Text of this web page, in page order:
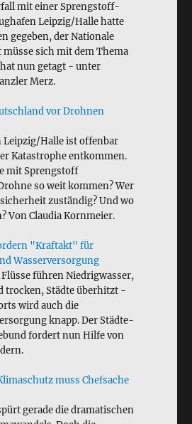
mit einer Sprengstoff-
Leipzig/Halle hatte
gegeben, der Nationale
sich mit dem Thema
nun getagt - unter
Merz.
vor Drohnen
Leipzig/Halle ist offenbar
Katastrophe entkommen.
mit Sprengstoff
so weit kommen? Wer
zuständig? Und wo
Von Claudia Kornmeier.
"Kraftakt" für
Wasserversorgung
führen Niedrigwasser,
trocken, Städte überhitzt -
wird auch die
knapp. Der Städte-
fordert nun Hilfe von
muss Chefsache
gerade die dramatischen